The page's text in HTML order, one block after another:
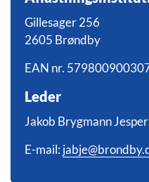
Gillesager 256
2605 Brøndby
EAN nr.
Leder
Jakob Brygmann
E-mail: